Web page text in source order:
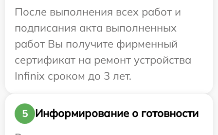
После выполнения всех работ и
подписания акта выполненных
работ Вы получите фирменный
сертификат на ремонт устройства
Infinix сроком до 3 лет.
5
Информирование о готовности